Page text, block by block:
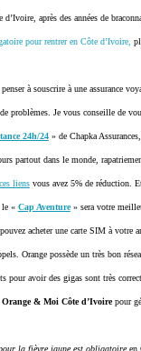
après des années de
pour rentrer en Côte d’Ivoire,
à souscrire à une assurance
problèmes. Je vous conseille de
24h/24» de Chapka
partout dans le monde,
liensvous avez 5% de réduction.
le « Cap Aventure» sera votre
acheter une carte SIM à votre
Orange possède un très bon
pour avoir des gigas sont très
Orange & Moi Côte d’Ivoirepour
la fièvre jaune est obligatoireen